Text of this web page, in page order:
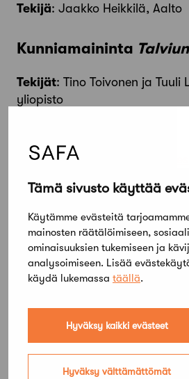
Tämä sivusto käyttää
Käytämme evästeitä
mainosten räätälöimiseen,
ominaisuuksien tukemiseen ja
analysoimiseen. Lisää
käydä lukemassa täällä.
Hyväksy kaikki evästeet
Hyväksy välttämättömät
Tekijä: Jaakko Heikkilä, Aalto
Kunniamaininta
Tekijät: Tino Toivonen ja Tuuli
yliopisto
Pandakaupunki Ähtärin
Arvostelupöytäkirja (pdf)